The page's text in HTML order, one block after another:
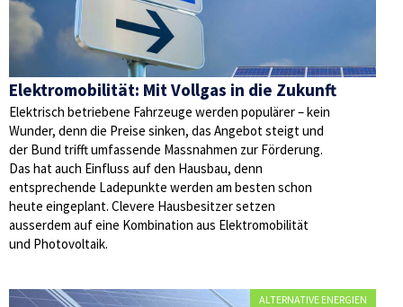
Elektromobilität: Mit Vollgas in die Zukunft
Elektrisch betriebene Fahrzeuge werden populärer – kein
Wunder, denn die Preise sinken, das Angebot steigt und
der Bund trifft umfassende Massnahmen zur Förderung.
Das hat auch Einfluss auf den Hausbau, denn
entsprechende Ladepunkte werden am besten schon
heute eingeplant. Clevere Hausbesitzer setzen
ausserdem auf eine Kombination aus Elektromobilität
und Photovoltaik.
ALTERNATIVE ENERGIEN